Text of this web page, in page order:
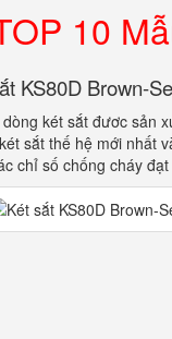
10
KS80D Brown-
két sắt đươc sản
sắt thế hệ mới nhất
chỉ số chống cháy